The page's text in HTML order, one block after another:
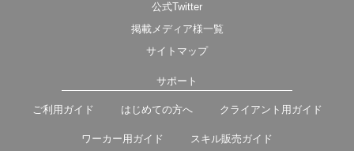
公式Twitter
掲載メディア様一覧
サイトマップ
サポート
ご利用ガイド はじめての方へ クライアント用ガイド
ワーカー用ガイド スキル販売ガイド